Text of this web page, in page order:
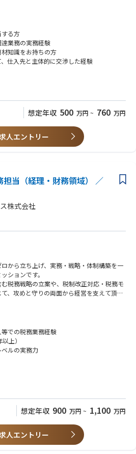
画の立案
に関する折衝
保
管理
／中津川2名／新発田3名）
背景に、プリント基板・パッケージ基板市
、AIサーバー向け需要の拡大により高い成
板用コアの新工場を竣工し、さらに第4期投
強を進行中です。
間休日124日
・I・Jターン歓迎
る方
業務の実務経験
知識をお持ちの方
仕入先と主体的に交渉した経験
想定年収 500 万円 ~ 760 万円
人エントリー
担当（経理・財務領域） ／
株式会社
から立ち上げ、実務・戦略・体制構築を一
ションです。
税務戦略の立案や、税制改正対応・税務モ
、攻めと守りの両面から経営を支えて頂き
準化し、持続可能な税務基盤を築くプロフ
きます。
務）
ト整備
）
での税務業務経験
上）
ベルの実務力
経験
験
想定年収 900 万円 ~ 1,100 万円
人エントリー